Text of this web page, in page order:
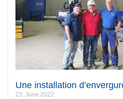
Une installation
23. June 2022